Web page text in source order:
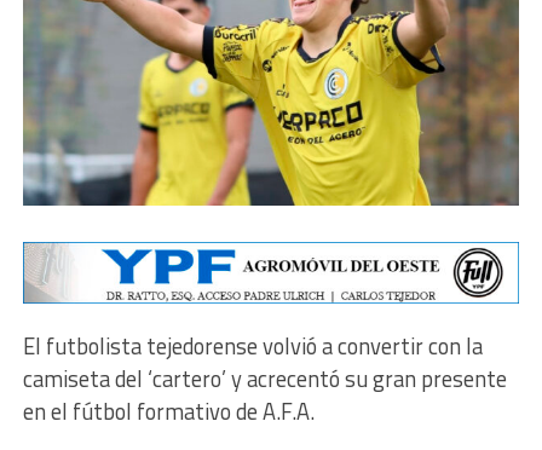
El futbolista tejedorense volvió a convertir con la
camiseta del ‘cartero’ y acrecentó su gran presente
en el fútbol formativo de A.F.A.